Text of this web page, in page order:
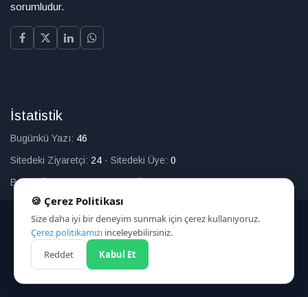
sorumludur.
İstatistik
Bugünkü Yazı: 46
Sitedeki Ziyaretçi: 24 · Sitedeki Üye: 0
Bugün Üye Olan:0·Toplam Üye:226
© 2025
HAKKIMIZDA
ÇEREZ POLİTİKASI
🍪 Çerez Politikası
Size daha iyi bir deneyim sunmak için çerez kullanıyoruz.
Çerez politikamızı inceleyebilirsiniz.
Reddet
Kabul Et